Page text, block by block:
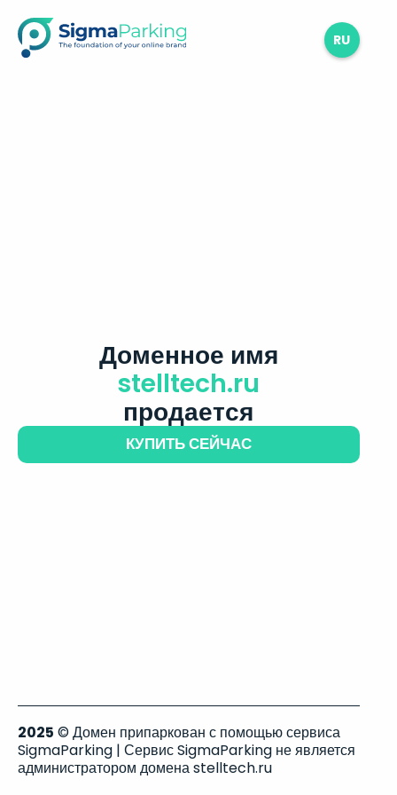
RU
Доменное имя
stelltech.ru
продается
КУПИТЬ СЕЙЧАС
2025 © Домен припаркован с помощью сервиса
SigmaParking | Сервис SigmaParking не является
администратором домена stelltech.ru